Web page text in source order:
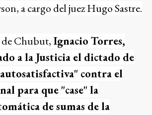
a cargo del juez Hugo Sastre.
Chubut, Ignacio Torres,
a la Justicia el dictado de
contra el
para que "case" la
de sumas de la